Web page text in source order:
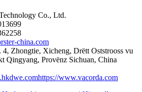
Co., Ltd.
china.com
4, Zhongtie, Xicheng, Drëtt Oststrooss vu
Qingyang, Provënz Sichuan, China
https://www.vacorda.com